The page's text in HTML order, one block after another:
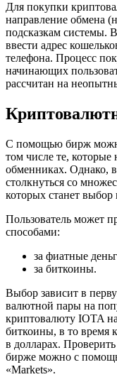
Для покупки
направление обмена
подсказкам системы.
ввести адрес
телефона. Процесс
начинающих
рассчитан на
С помощью бирж
том числе те,
обменниках. Однако,
столкнуться со
которых станет
Пользователь может
способами:
за фиатные
за биткоины.
Выбор зависит в
валютной пары на
криптовалюту IOTA
биткоины, в то время
в долларах.
бирже можно с
«Markets».